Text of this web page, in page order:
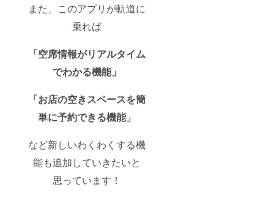
また、このアプリが軌道に
乗れば
「空席情報がリアルタイム
でわかる機能」
「お店の空きスペースを簡
単に予約できる機能」
など新しいわくわくする機
能も追加していきたいと
思っています！